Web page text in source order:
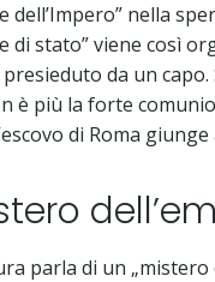
dell’Impero” nella
di stato” viene così
da un
è più la forte
di Roma
parla di un „mistero